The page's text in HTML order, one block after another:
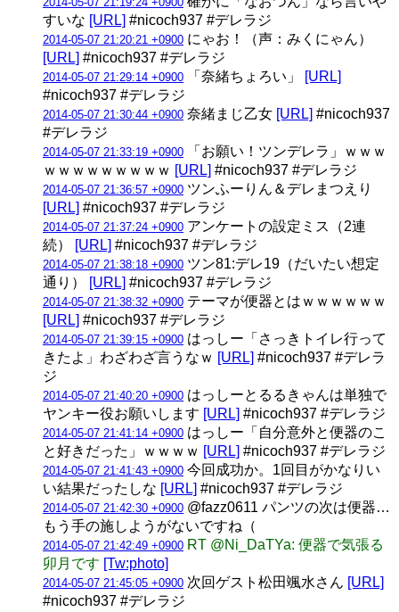
すいな [URL] #nicoch937 #デレラジ
2014-05-07 21:20:21 +0900 にゃお！（声：みくにゃん）
[URL] #nicoch937 #デレラジ
2014-05-07 21:29:14 +0900 「奈緒ちょろい」
[URL]
#nicoch937 #デレラジ
2014-05-07 21:30:44 +0900 奈緒まじ乙女 [URL] #nicoch937
#デレラジ
2014-05-07 21:33:19 +0900 「お願い！ツンデレラ」ｗｗｗ
ｗｗｗｗｗｗｗｗｗ [URL] #nicoch937 #デレラジ
2014-05-07 21:36:57 +0900 ツンふーりん＆デレまつえり
[URL] #nicoch937 #デレラジ
2014-05-07 21:37:24 +0900 アンケートの設定ミス（2連
続）
[URL] #nicoch937 #デレラジ
2014-05-07 21:38:18 +0900 ツン81:デレ19（だいたい想定
通り）
[URL] #nicoch937 #デレラジ
2014-05-07 21:38:32 +0900 テーマが便器とはｗｗｗｗｗｗ
[URL] #nicoch937 #デレラジ
2014-05-07 21:39:15 +0900 はっしー「さっきトイレ行って
きたよ」わざわざ言うなｗ [URL] #nicoch937 #デレラ
ジ
2014-05-07 21:40:20 +0900 はっしーとるるきゃんは単独で
ヤンキー役お願いします [URL] #nicoch937 #デレラジ
2014-05-07 21:41:14 +0900 はっしー「自分意外と便器のこ
と好きだった」ｗｗｗｗ [URL] #nicoch937 #デレラジ
2014-05-07 21:41:43 +0900 今回成功か。1回目がかなりい
い結果だったしな [URL] #nicoch937 #デレラジ
2014-05-07 21:42:30 +0900 @fazz0611 パンツの次は便器…
もう手の施しようがないですね（
2014-05-07 21:42:49 +0900 RT @Ni_DaTYa: 便器で気張る
卯月です [Tw:photo]
2014-05-07 21:45:05 +0900 次回ゲスト松田颯水さん [URL]
#nicoch937 #デレラジ